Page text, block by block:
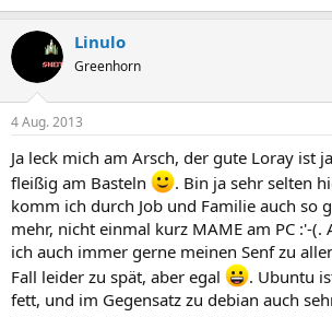
Linulo
Greenhorn
4 Aug. 2013
Ja leck mich am Arsch, der gute Loray ist
fleißig am Basteln
. Bin ja sehr selten
komm ich durch Job und Familie auch so
mehr, nicht einmal kurz MAME am PC :'-
ich auch immer gerne meinen Senf zu
Fall leider zu spät, aber egal
. Ubuntu
fett, und im Gegensatz zu debian auch